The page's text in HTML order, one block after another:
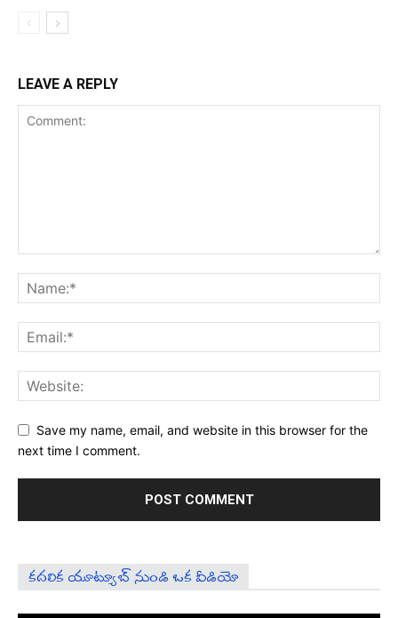
LEAVE A REPLY
Save my name, email, and website in this browser for the
next time I comment.
కదలిక యూట్యూబ్ నుండి ఒక వీడియో